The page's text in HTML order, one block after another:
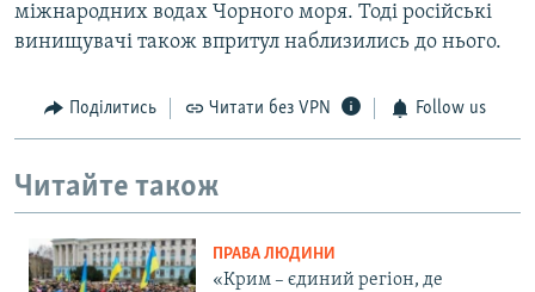
міжнародних водах Чорного моря. Тоді російські
винищувачі також впритул наблизились до нього.
Поділитись Читати без VPN Follow us
Читайте також
ПРАВА ЛЮДИНИ
«Крим – єдиний регіон, де